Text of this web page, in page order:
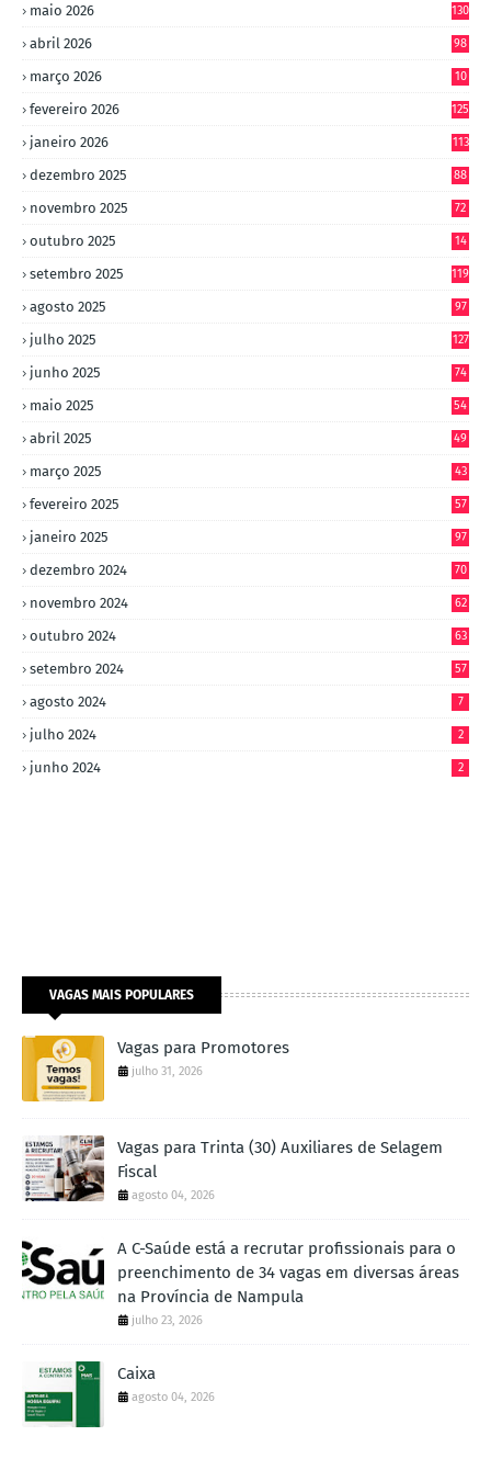
maio 2026 130
abril 2026 98
março 2026
10
fevereiro 2026 125
janeiro 2026 113
dezembro 2025 88
novembro 2025 72
outubro 2025
14
setembro 2025 119
agosto 2025 97
julho 2025 127
junho 2025 74
maio 2025 54
abril 2025 49
março 2025 43
fevereiro 2025 57
janeiro 2025 97
dezembro 2024 70
novembro 2024 62
outubro 2024 63
setembro 2024 57
agosto 2024 7
julho 2024 2
junho 2024 2
VAGAS MAIS POPULARES
Vagas para Promotores
julho 31, 2026
Vagas para Trinta (30) Auxiliares de Selagem
Fiscal
agosto 04, 2026
A C-Saúde está a recrutar profissionais para o
preenchimento de 34 vagas em diversas áreas
na Província de Nampula
julho 23, 2026
Caixa
agosto 04, 2026